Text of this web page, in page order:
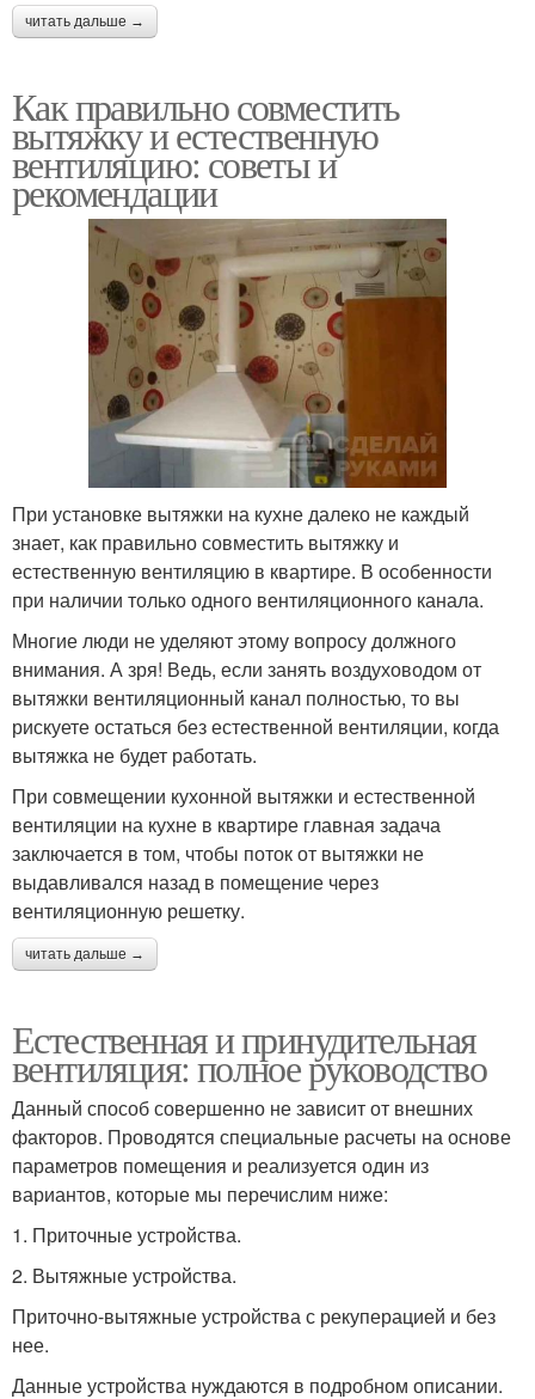
читать дальше →
Как правильно совместить
вытяжку и естественную
вентиляцию: советы и
рекомендации
При установке вытяжки на кухне далеко не каждый
знает, как правильно совместить вытяжку и
естественную вентиляцию в квартире. В особенности
при наличии только одного вентиляционного канала.
Многие люди не уделяют этому вопросу должного
внимания. А зря! Ведь, если занять воздуховодом от
вытяжки вентиляционный канал полностью, то вы
рискуете остаться без естественной вентиляции, когда
вытяжка не будет работать.
При совмещении кухонной вытяжки и естественной
вентиляции на кухне в квартире главная задача
заключается в том, чтобы поток от вытяжки не
выдавливался назад в помещение через
вентиляционную решетку.
читать дальше →
Естественная и принудительная
вентиляция: полное руководство
Данный способ совершенно не зависит от внешних
факторов. Проводятся специальные расчеты на основе
параметров помещения и реализуется один из
вариантов, которые мы перечислим ниже:
1. Приточные устройства.
2. Вытяжные устройства.
Приточно-вытяжные устройства с рекуперацией и без
нее.
Данные устройства нуждаются в подробном описании.